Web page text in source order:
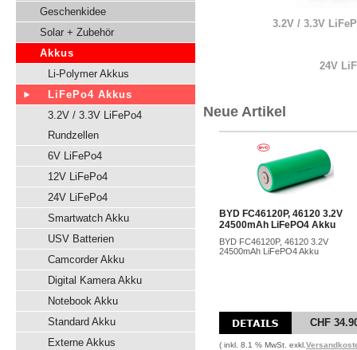
Geschenkidee
Solar + Zubehör
Akkus
Li-Polymer Akkus
LiFePo4 Akkus
3.2V / 3.3V LiFePo4
Rundzellen
6V LiFePo4
12V LiFePo4
24V LiFePo4
Smartwatch Akku
USV Batterien
Camcorder Akku
Digital Kamera Akku
Notebook Akku
Standard Akku
Externe Akkus
3.2V / 3.3V
24V
Neue Artikel
BYD FC46120P, 46120 3.2V
24500mAh LiFePO4 Akku
BYD FC46120P, 46120 3.2V
24500mAh LiFePO4 Akku
CHF
( inkl. 8.1 % MwSt. exkl.